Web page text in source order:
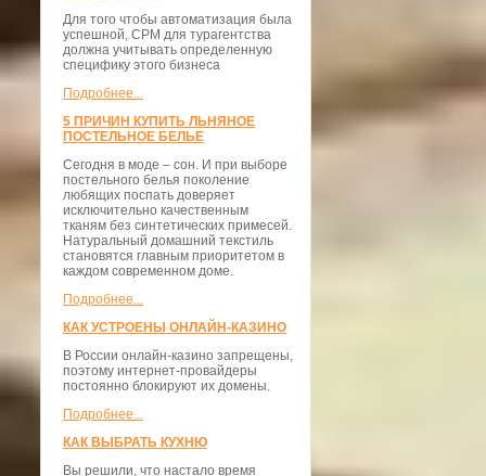
Для того чтобы автоматизация была
успешной, СРМ для турагентства
должна учитывать определенную
специфику этого бизнеса
Подробнее...
5 ПРИЧИН КУПИТЬ ЛЬНЯНОЕ
ПОСТЕЛЬНОЕ БЕЛЬЕ
Сегодня в моде – сон. И при выборе
постельного белья поколение
любящих поспать доверяет
исключительно качественным
тканям без синтетических примесей.
Натуральный домашний текстиль
становятся главным приоритетом в
каждом современном доме.
Подробнее...
КАК УСТРОЕНЫ ОНЛАЙН-КАЗИНО
В России онлайн-казино запрещены,
поэтому интернет-провайдеры
постоянно блокируют их домены.
Подробнее...
КАК ВЫБРАТЬ КУХНЮ
Вы решили, что настало время